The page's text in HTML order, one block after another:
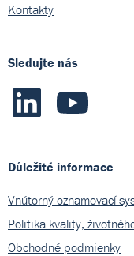
Kontakty
Sledujte nás
Důležité informace
Vnútorný oznamovací
Politika kvality,
Obchodné podmienky